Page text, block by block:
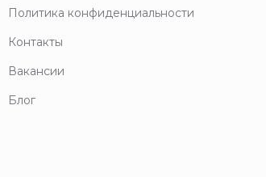
Политика конфиденциальности
Контакты
Вакансии
Блог